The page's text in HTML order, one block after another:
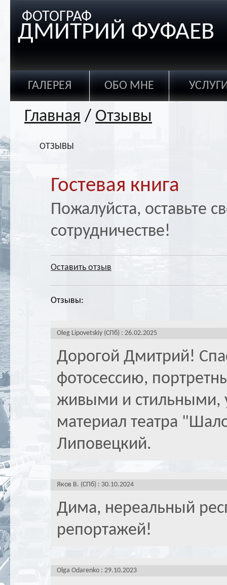
ФОТОГРАФ
ДМИТРИЙ ФУФАЕВ
ГАЛЕРЕЯ ОБО МНЕ
Главная / Отзывы
ОТЗЫВЫ
Гостевая книга
Пожалуйста, оставьте
сотрудничестве!
Оставить отзыв
Отзывы:
Oleg Lipovetskiy (СПб) : 26.02.2025
Дорогой Дмитрий!
фотосессию,
живыми и стильными,
материал театра
Липовецкий.
Яков В. (СПб) : 30.10.2024
Дима, нереальный
репортажей!
Olga Odarenko : 29.10.2023